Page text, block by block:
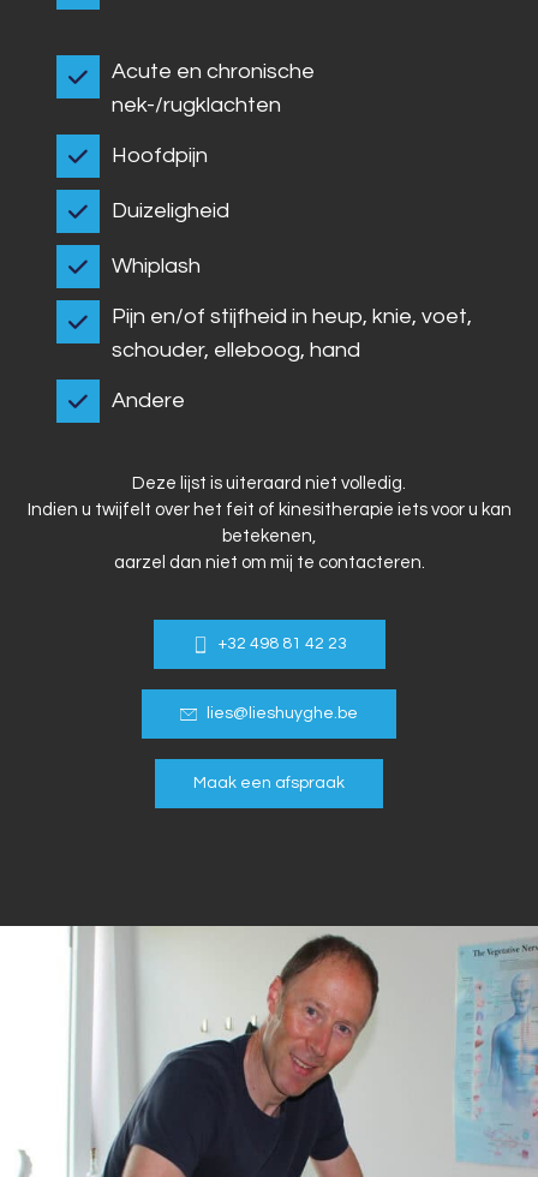
Acute en chronische
nek-/rugklachten
Hoofdpijn
Duizeligheid
Whiplash
Pijn en/of stijfheid in heup, knie, voet,
schouder, elleboog, hand
Andere
Deze lijst is uiteraard niet volledig.
Indien u twijfelt over het feit of kinesitherapie iets voor u kan
betekenen,
aarzel dan niet om mij te contacteren.
+32 498 81 42 23
lies@lieshuyghe.be
Maak een afspraak